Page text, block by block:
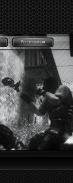
Регистрация